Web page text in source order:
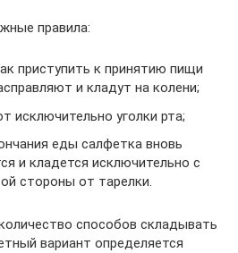
правила:
приступить к принятию пищи
и кладут на колени;
исключительно уголки рта;
еды салфетка вновь
и кладется исключительно с
стороны от тарелки.
способов складывать
вариант определяется